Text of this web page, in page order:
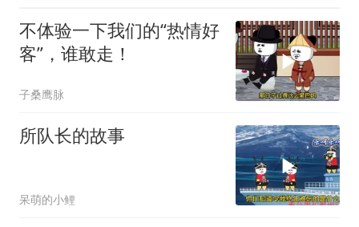
不体验一下我们的“热情好
客”，谁敢走！
子桑鹰脉
所队长的故事
呆萌的小鲤